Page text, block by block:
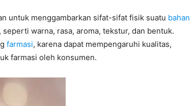
untuk menggambarkan sifat-sifat fisik suatu bahan
warna, rasa, aroma, tekstur, dan bentuk.
farmasi, karena dapat mempengaruhi kualitas,
farmasi oleh konsumen.